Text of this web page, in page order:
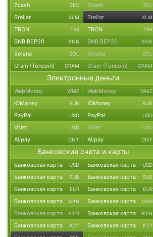
Zcash ZEC Zcash ZEC
Stellar XLM Stellar XLM
TRON TRX TRON TRX
BNB BEP20 BNB BNB BEP20 BNB
Solana SOL Solana SOL
Gram (Toncoin) GRAM Gram (Toncoin) GRAM
Электронные деньги
WebMoney WMZ WebMoney WMZ
ЮMoney RUB ЮMoney RUB
PayPal USD PayPal USD
Volet USD Volet USD
Alipay CNY Alipay CNY
Банковские счета и карты
Банковская карта USD Банковская карта USD
Банковская карта RUB Банковская карта RUB
Банковская карта EUR Банковская карта EUR
Банковская карта UAH Банковская карта UAH
Банковская карта BYN Банковская карта BYN
Банковская карта KZT Банковская карта KZT